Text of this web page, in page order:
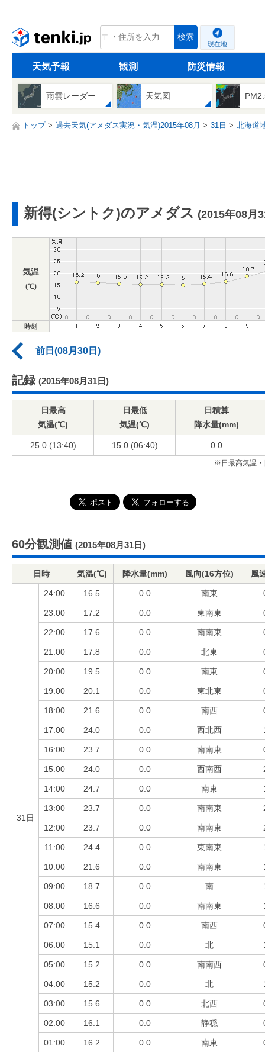
tenki.jp 検索
現在地
天気予報 観測 防災情報
雨雲レーダー 天気図
トップ 過去天気(アメダス実況・気温)2015年08月 31日 北海道
新得(シントク)のアメダス (2015年08月
気温
(℃)
時刻
前日(08月30日)
記録 (2015年08月31日)
日最高
気温(℃)
日最低
気温(℃)
日積算
降水量(mm)
25.0 (13:40) 15.0 (06:40) 0.0
※日最高気温・
60分観測値 (2015年08月31日)
日時 気温(℃) 降水量(mm) 風向(16方位) 風
31日
24:00 16.5 0.0 南東
23:00 17.2 0.0 東南東
22:00 17.6 0.0 南南東
21:00 17.8 0.0 北東
20:00 19.5 0.0 南東
19:00 20.1 0.0 東北東
18:00 21.6 0.0 南西
17:00 24.0 0.0 西北西
16:00 23.7 0.0 南南東
15:00 24.0 0.0 西南西
14:00 24.7 0.0 南東
13:00 23.7 0.0 南南東
12:00 23.7 0.0 南南東
11:00 24.4 0.0 東南東
10:00 21.6 0.0 南南東
09:00 18.7 0.0 南
08:00 16.6 0.0 南南東
07:00 15.4 0.0 南西
06:00 15.1 0.0 北
05:00 15.2 0.0 南南西
04:00 15.2 0.0 北
03:00 15.6 0.0 北西
02:00 16.1 0.0 静穏
01:00 16.2 0.0 南東